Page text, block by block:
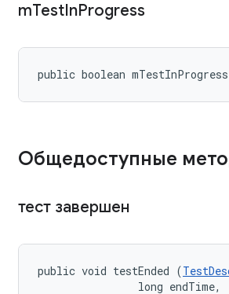
mTestInProgress
public boolean mTestInProgress
Общедоступные
тест завершен
public void testEnded (
                long endTime,